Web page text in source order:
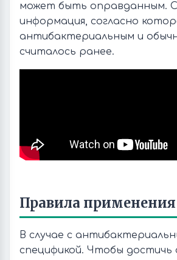
может быть оправданным.
информация, согласно
антибактериальным и
считалось ранее.
Правила
В случае с
спецификой. Чтобы